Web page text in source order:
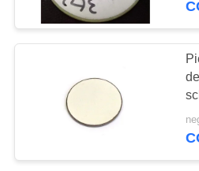
Keramiek
de